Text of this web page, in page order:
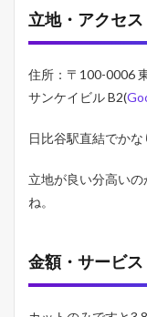
・
サ
ビ
ス
の
に
格
的
に
立地・アクセス
住所：〒100-0006
サンケイビル B2(
日比谷駅直結でかな
立地が良い分高い
ね。
金額・サービス